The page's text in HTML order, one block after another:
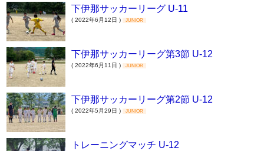
下伊那サッカーリーグ U-11
( 2022年6月12日 ) JUNIOR
下伊那サッカーリーグ第3節 U-12
( 2022年6月11日 ) JUNIOR
下伊那サッカーリーグ第2節 U-12
( 2022年5月29日 ) JUNIOR
トレーニングマッチ U-12